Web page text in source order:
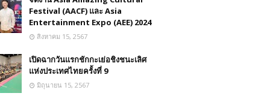
Festival (AACF) และ Asia
Entertainment Expo (AEE) 2024
สิงหาคม 15, 2567
เปิดฉากวันแรกชักกะเย่อชิงชนะเลิศ
แห่งประเทศไทยครั้งที่ 9
มิถุนายน 15, 2567